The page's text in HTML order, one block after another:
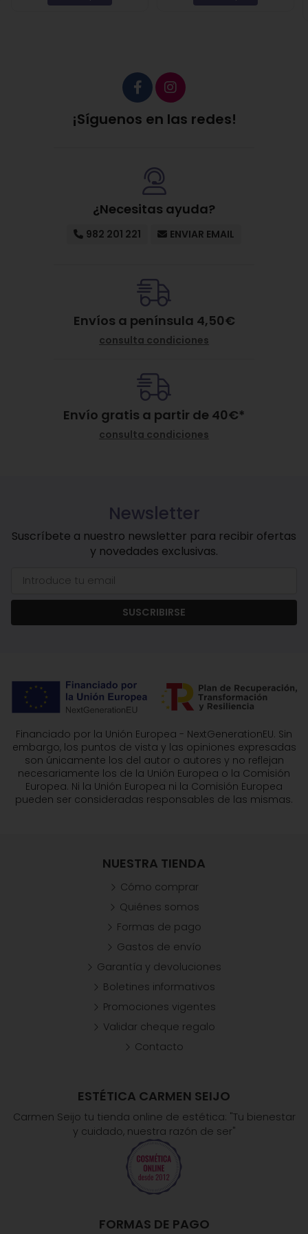
Glycerin, Isopropyl Myristate, Acetyl Hexapeptide-8,
Ionone, Squalene, Acetyl Hexapeptide-1, Citronellol.
¡Síguenos en las redes!
¿Necesitas ayuda?
982 201 221 ENVIAR EMAIL
Envíos a península 4,50€
consulta condiciones
Envío gratis a partir de 40€*
consulta condiciones
Newsletter
Suscríbete a nuestro newsletter para recibir ofertas
y novedades exclusivas.
SUSCRIBIRSE
Financiado por la Unión Europea - NextGenerationEU. Sin
embargo, los puntos de vista y las opiniones expresadas
son únicamente los del autor o autores y no reflejan
necesariamente los de la Unión Europea o la Comisión
Europea. Ni la Unión Europea ni la Comisión Europea
pueden ser consideradas responsables de las mismas.
ESTÉTICA CARMEN SEIJO
Carmen Seijo tu tienda online de estética: "Tu bienestar
y cuidado, nuestra razón de ser"
FORMAS DE PAGO
NUESTRA TIENDA
Cómo comprar
Quiénes somos
Formas de pago
Gastos de envío
Garantía y devoluciones
Boletines informativos
Promociones vigentes
Validar cheque regalo
Contacto